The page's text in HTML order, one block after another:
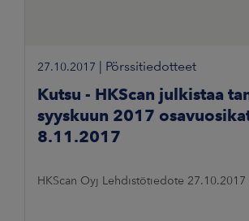
27.10.2017 Pörssitiedotteet
Kutsu - HKScan julkistaa
syyskuun 2017
8.11.2017
HKScan Oyj Lehdistötiedote